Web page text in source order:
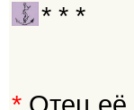
* * *